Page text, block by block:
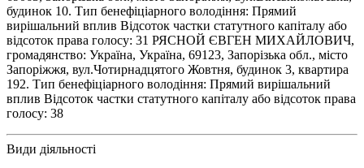
будинок 10. Тип бенефіціарного володіння: Прямий
вирішальний вплив Відсоток частки статутного капіталу або
відсоток права голосу: 31 РЯСНОЙ ЄВГЕН МИХАЙЛОВИЧ,
громадянство: Україна, Україна, 69123, Запорізька обл., місто
Запоріжжя, вул.Чотирнадцятого Жовтня, будинок 3, квартира
192. Тип бенефіціарного володіння: Прямий вирішальний
вплив Відсоток частки статутного капіталу або відсоток права
голосу: 38
Види діяльності